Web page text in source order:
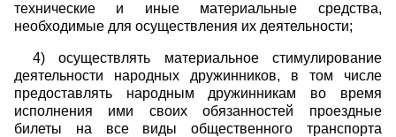
технические и иные материальные средства,
необходимые для осуществления их деятельности;
4) осуществлять материальное стимулирование
деятельности народных дружинников, в том числе
предоставлять народным дружинникам во время
исполнения ими своих обязанностей проездные
билеты на все виды общественного транспорта